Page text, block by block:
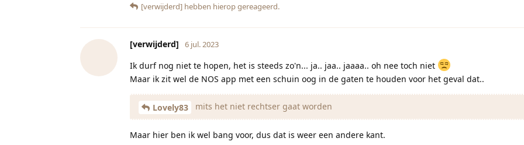
[verwijderd] hebben hierop gereageerd.
[verwijderd] 6 jul. 2023
Ik durf nog niet te hopen, het is steeds zo'n... ja.. jaa.. jaaaa.. oh nee toch niet
Maar ik zit wel de NOS app met een schuin oog in de gaten te houden voor het geval dat..
Lovely83 mits het niet rechtser gaat worden
Maar hier ben ik wel bang voor, dus dat is weer een andere kant.